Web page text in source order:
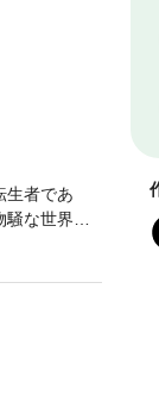
生者であ
な世界。
以上の
王国の平